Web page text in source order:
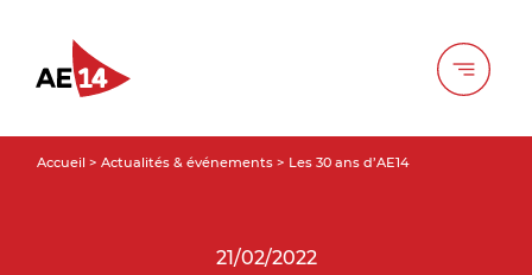
Accueil > Actualités & événements > Les 30 ans d’AE14
21/02/2022